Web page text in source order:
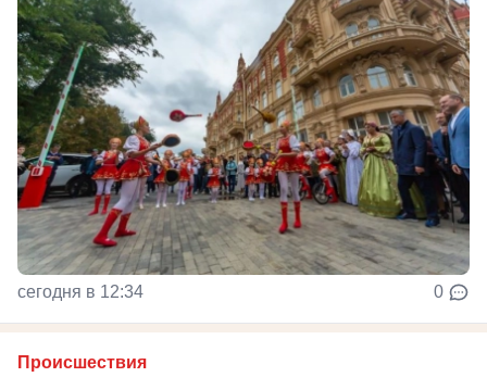
сегодня в 12:34 0
Происшествия